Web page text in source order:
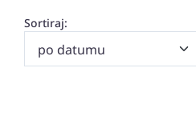
Sortiraj:
po datumu